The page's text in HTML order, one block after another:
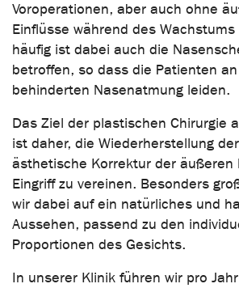
Voroperationen, aber auch ohne
Einflüsse während des
häufig ist dabei auch die
betroffen, so dass die Patienten
behinderten Nasenatmung leiden.
Das Ziel der plastischen Chirurgie
ist daher, die Wiederherstellung
ästhetische Korrektur der äußeren
Eingriff zu vereinen. Besonders
wir dabei auf ein natürliches und
Aussehen, passend zu den
Proportionen des Gesichts.
In unserer Klinik führen wir pro